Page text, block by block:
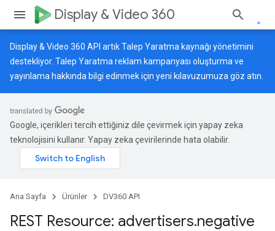
Display & Video 360
Display & Video 360 API artık Talep Yaratma kaynağı yönetimini
destekliyor. Talep Yaratma reklam kampanyası oluşturma ve
yayınlama hakkında bilgi edinmek için yeni kılavuzumuza göz atın.
Google, içerikleri tercih ettiğiniz dile çevirmek için yapay zeka
teknolojisini kullanır. Yapay zeka çevirilerinde hata olabilir.
Ana Sayfa Ürünler DV360 API
REST Resource: advertisers.negative